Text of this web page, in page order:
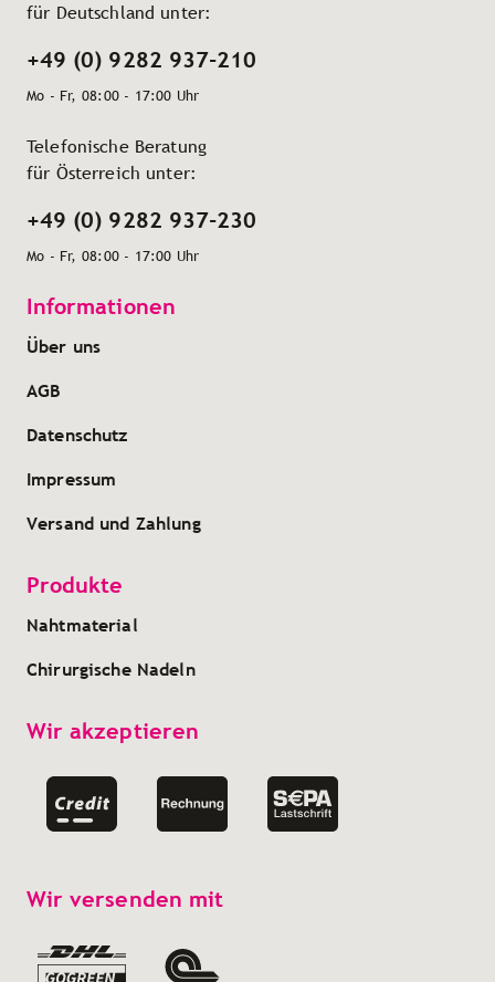
für Deutschland unter:
+49 (0) 9282 937-210
Mo - Fr, 08:00 - 17:00 Uhr
Telefonische Beratung
für Österreich unter:
+49 (0) 9282 937-230
Mo - Fr, 08:00 - 17:00 Uhr
Informationen
Über uns
AGB
Datenschutz
Impressum
Versand und Zahlung
Produkte
Nahtmaterial
Chirurgische Nadeln
Wir akzeptieren
Wir versenden mit